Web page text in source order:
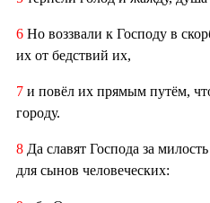
6 Но воззвали к Господу в
их от бедствий их,
7 и повёл их прямым путём,
городу.
8 Да славят Господа за
для сынов человеческих: